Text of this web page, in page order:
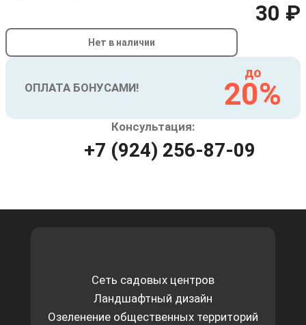
30 ₽
Нет в наличии
ОПЛАТА БОНУСАМИ!
до
20%
Консультация:
+7 (924) 256-87-09
Сеть садовых центров
Ландшафтный дизайн
Озеленение общественных территорий